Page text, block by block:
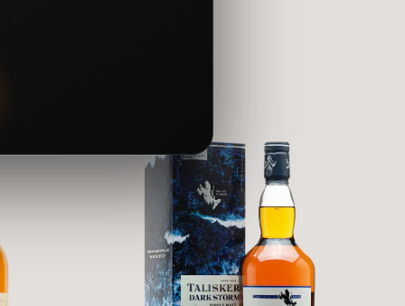
Three Wood.
những người mới bắt đầu thưởng thức whisky.
các loại cocktail.
tạo nên hương vị phức tạp và tinh tế cho rượu: